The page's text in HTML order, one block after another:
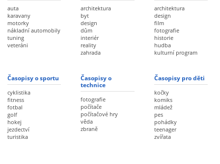
auta
karavany
motorky
nákladní automobily
tuning
veteráni
architektura
byt
design
dům
interiér
reality
zahrada
architektura
design
film
fotografie
historie
hudba
kulturní program
Časopisy o sportu
cyklistika
fitness
fotbal
golf
hokej
jezdectví
turistika
Časopisy o
technice
fotografie
počítače
počítačové hry
věda
zbraně
Časopisy pro děti
kočky
komiks
mládež
pes
pohádky
teenager
zvířata